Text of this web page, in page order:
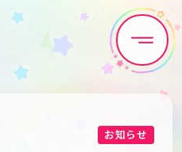
News
Discography
お知らせ